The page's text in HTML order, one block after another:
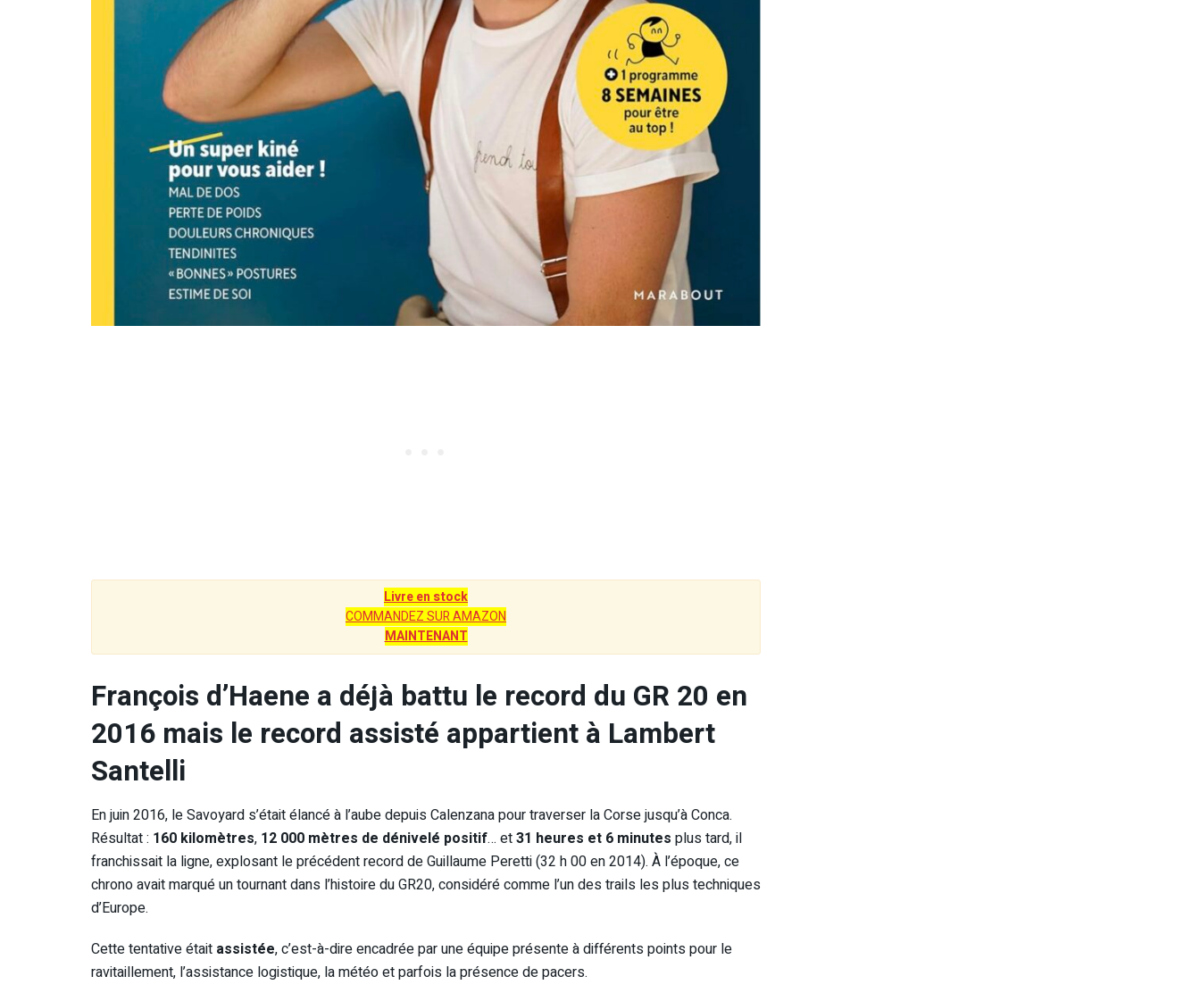
Livre en stock
COMMANDEZ SUR AMAZON
MAINTENANT
François d’Haene a déjà battu le record du GR 20 en
2016 mais le record assisté appartient à Lambert
Santelli
En juin 2016, le Savoyard s’était élancé à l’aube depuis Calenzana pour traverser la Corse jusqu’à Conca.
Résultat : 160 kilomètres, 12 000 mètres de dénivelé positif… et31 heures et 6 minutes plus tard, il
franchissait la ligne, explosant le précédent record de Guillaume Peretti (32 h 00 en 2014). À l’époque, ce
chrono avait marqué un tournant dans l’histoire du GR20, considéré comme l’un des trails les plus techniques
d’Europe.
Cette tentative était assistée, c’est-à-dire encadrée par une équipe présente à différents points pour le
ravitaillement, l’assistance logistique, la météo et parfois la présence de pacers.